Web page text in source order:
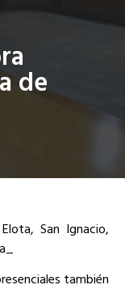
de
San Ignacio,
también